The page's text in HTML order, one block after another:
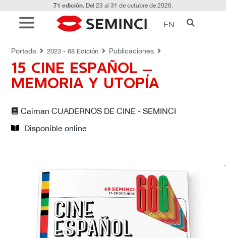
71 edición.Del 23 al 31 de octubre de 2026.
EN
Portada 2023 - 68 Edición Publicaciones
15 CINE ESPAÑOL –
MEMORIA Y UTOPÍA
Caiman CUADERNOS DE CINE - SEMINCI
Disponible online
PUBLICACIONES